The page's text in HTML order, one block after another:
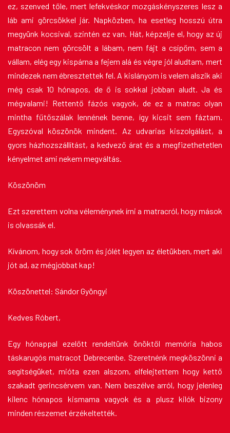
ez, szenved tőle, mert lefekvéskor mozgáskényszeres lesz a
láb ami görcsökkel jár. Napközben, ha esetleg hosszú útra
megyünk kocsival, szintén ez van. Hát, képzelje el, hogy az új
matracon nem görcsölt a lábam, nem fájt a csípőm, sem a
vállam, elég egy kispárna a fejem alá és végre jól aludtam, mert
mindezek nem ébresztettek fel. A kislányom is velem alszik aki
még csak 10 hónapos, de ő is sokkal jobban aludt. Ja és
mégvalami! Rettentő fázós vagyok, de ez a matrac olyan
mintha fűtőszálak lennének benne, így kicsit sem fáztam.
Egyszóval köszönök mindent. Az udvarias kiszolgálást, a
gyors házhozszállítást, a kedvező árat és a megfizethetetlen
kényelmet ami nekem megváltás.
Köszönöm
Ezt szerettem volna véleménynek írni a matracról, hogy mások
is olvassák el.
Kívánom, hogy sok öröm és jólét legyen az életükben, mert aki
jót ad, az mégjobbat kap!
Köszönettel: Sándor Gyöngyi
Kedves Róbert,
Egy hónappal ezelőtt rendeltünk önöktől memória habos
táskarugós matracot Debrecenbe. Szeretnénk megköszönni a
segítségüket, mióta ezen alszom, elfelejtettem hogy kettő
szakadt gerincsérvem van. Nem beszélve arról, hogy jelenleg
kilenc hónapos kismama vagyok és a plusz kilók bizony
minden részemet érzékeltették.